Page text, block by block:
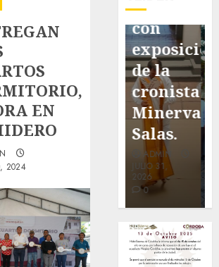
EN
2024
con
exposición
cronista
0
Antonio
Ruiz
Galindo,
de
nuestra
ciudad.
ADMIN
JULIO 30,
2026
0